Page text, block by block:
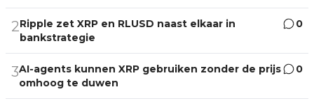
2Ripple zet XRP en RLUSD naast elkaar in
bankstrategie
0
3AI-agents kunnen XRP gebruiken zonder de prijs
omhoog te duwen
0